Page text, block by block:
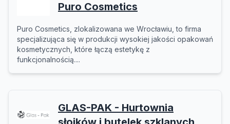
Puro Cosmetics
Puro Cosmetics, zlokalizowana we Wrocławiu, to firma
specjalizująca się w produkcji wysokiej jakości opakowań
kosmetycznych, które łączą estetykę z
funkcjonalnością....
GLAS-PAK - Hurtownia